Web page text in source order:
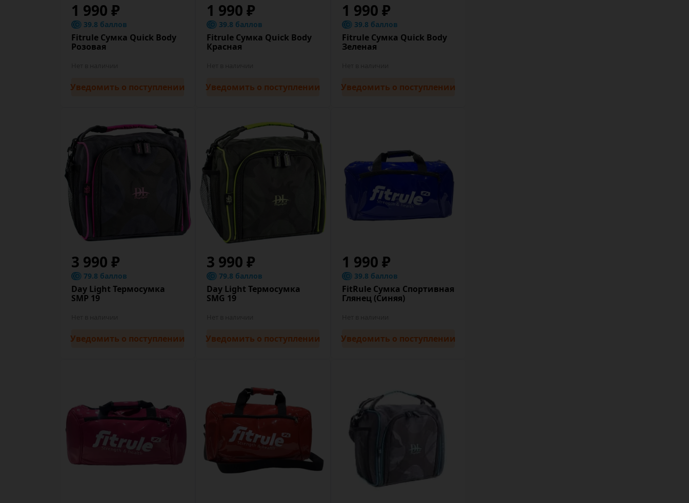
1 990 ₽
39.8 баллов
Fitrule Сумка Quick Body
Розовая
Уведомить о поступлении
1 990 ₽
39.8 баллов
Fitrule Сумка Quick Body
Красная
Уведомить о поступлении
1 990 ₽
39.8 баллов
Fitrule Сумка Quick Body
Зеленая
Уведомить о поступлении
3 990 ₽
79.8 баллов
Day Light Термосумка
SMP 19
Уведомить о поступлении
3 990 ₽
79.8 баллов
Day Light Термосумка
SMG 19
Уведомить о поступлении
1 990 ₽
39.8 баллов
FitRule Сумка Спортивная
Глянец (Синяя)
Уведомить о поступлении